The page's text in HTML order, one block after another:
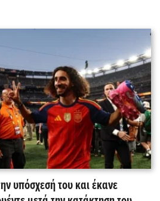
υπόσχεσή του και έκανε